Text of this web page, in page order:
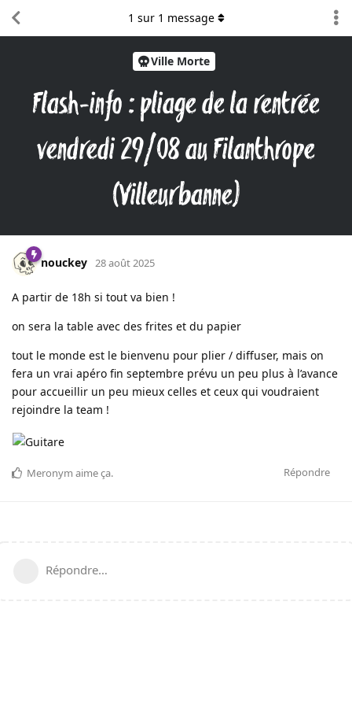
Ville Morte
Flash-info : pliage de la rentrée
vendredi 29/08 au Filanthrope
(Villeurbanne)
1 sur 1 message
nouckey 28 août 2025
A partir de 18h si tout va bien !
on sera la table avec des frites et du papier
tout le monde est le bienvenu pour plier / diffuser, mais on
fera un vrai apéro fin septembre prévu un peu plus à l’avance
pour accueillir un peu mieux celles et ceux qui voudraient
rejoindre la team !
Répondre
Meronym aime ça.
Répondre…